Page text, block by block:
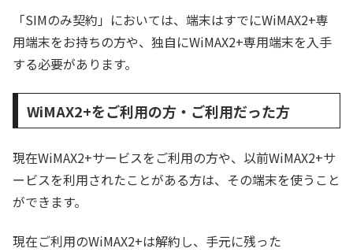
「SIMのみ契約」においては、端末はすでにWiMAX2+専
用端末をお持ちの方や、独自にWiMAX2+専用端末を入手
する必要があります。
WiMAX2+をご利用の方・ご利用だった方
現在WiMAX2+サービスをご利用の方や、以前WiMAX2+サ
ービスを利用されたことがある方は、その端末を使うこと
ができます。
現在ご利用のWiMAX2+は解約し、手元に残った